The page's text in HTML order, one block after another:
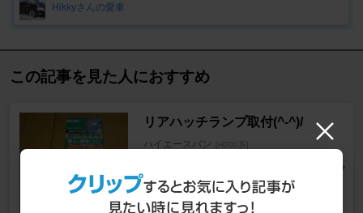
Hikkyさんの愛車
この記事を見た人におすすめ
リアハッチランプ取付(^-^)/
ハイエースバン [H200系]
1